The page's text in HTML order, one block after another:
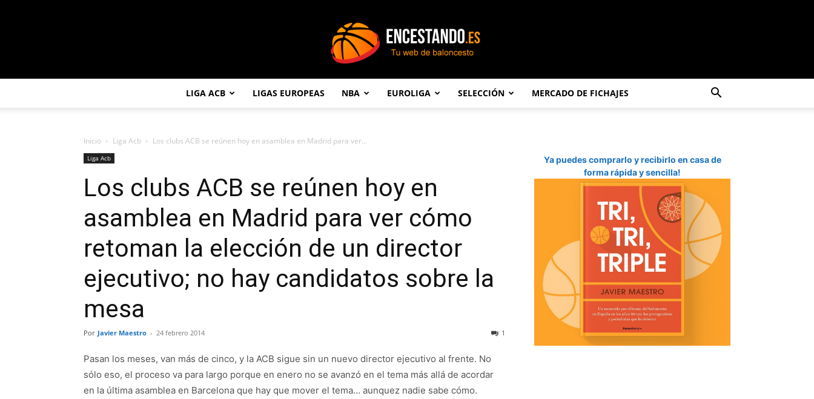
LIGA ACB LIGAS EUROPEAS NBA EUROLIGA SELECCIÓN MERCADO DE FICHAJES
Inicio Liga Acb Los clubs ACB se reúnen hoy en asamblea en Madrid para ver...
Liga Acb
Los clubs ACB se reúnen hoy en
asamblea en Madrid para ver cómo
retoman la elección de un director
ejecutivo; no hay candidatos sobre la
mesa
Por Javier Maestro - 24 febrero 2014 1
Pasan los meses, van más de cinco, y la ACB sigue sin un nuevo director ejecutivo al frente. No
sólo eso, el proceso va para largo porque en enero no se avanzó en el tema más allá de acordar
en la última asamblea en Barcelona que hay que mover el tema… aunquez nadie sabe cómo.
Ya puedes comprarlo y recibirlo en casa de
forma rápida y sencilla!